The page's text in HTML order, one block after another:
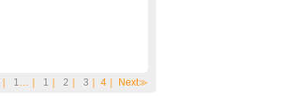
｜ 1 …｜ 1 ｜ 2 ｜ 3 ｜ 4 ｜ Next≫